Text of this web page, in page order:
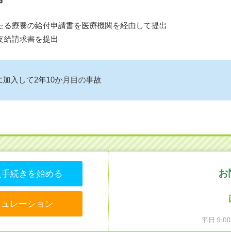
る療養の給付申請書を医療機関を経由して提出
給請求書を提出
入して2年10か月目の事故
続きを始める
レーション
お
平日